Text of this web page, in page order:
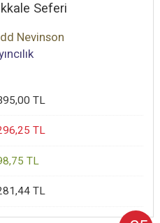
Seferi
Nevinson
,00 TL
,25 TL
,75 TL
,44 TL